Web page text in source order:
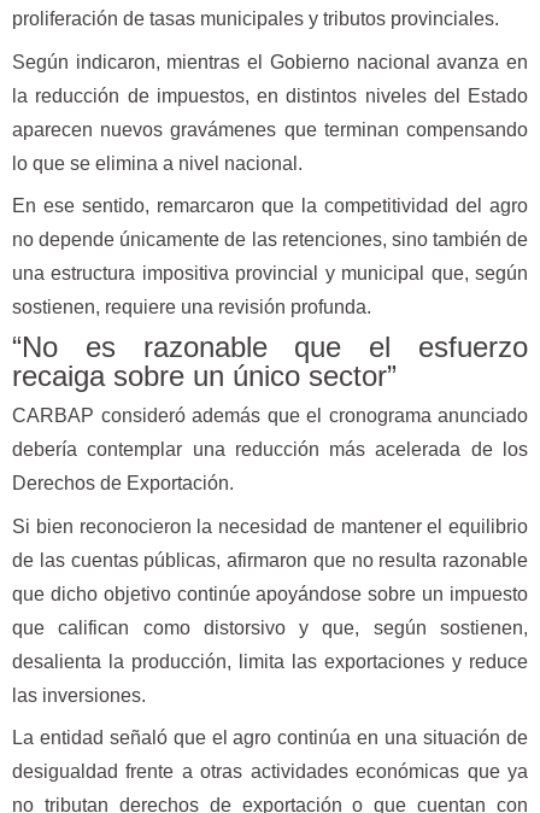
proliferación de tasas municipales y tributos provinciales.
Según indicaron, mientras el Gobierno nacional avanza en
la reducción de impuestos, en distintos niveles del Estado
aparecen nuevos gravámenes que terminan compensando
lo que se elimina a nivel nacional.
En ese sentido, remarcaron que la competitividad del agro
no depende únicamente de las retenciones, sino también de
una estructura impositiva provincial y municipal que, según
sostienen, requiere una revisión profunda.
“No es razonable que el esfuerzo
recaiga sobre un único sector”
CARBAP consideró además que el cronograma anunciado
debería contemplar una reducción más acelerada de los
Derechos de Exportación.
Si bien reconocieron la necesidad de mantener el equilibrio
de las cuentas públicas, afirmaron que no resulta razonable
que dicho objetivo continúe apoyándose sobre un impuesto
que califican como distorsivo y que, según sostienen,
desalienta la producción, limita las exportaciones y reduce
las inversiones.
La entidad señaló que el agro continúa en una situación de
desigualdad frente a otras actividades económicas que ya
no tributan derechos de exportación o que cuentan con